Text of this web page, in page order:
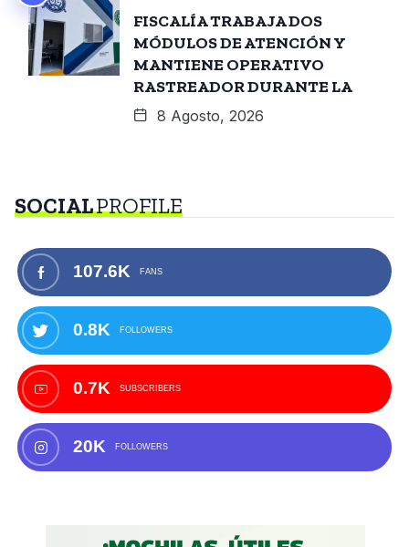
FISCALÍA TRABAJA DOS
MÓDULOS DE ATENCIÓN Y
MANTIENE OPERATIVO
RASTREADOR DURANTE LA
8 Agosto, 2026
SOCIALPROFILE
107.6K FANS
0.8K FOLLOWERS
0.7K SUBSCRIBERS
20K FOLLOWERS